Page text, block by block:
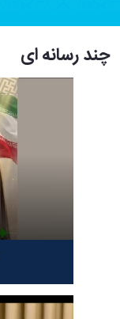
چند رسانه ای